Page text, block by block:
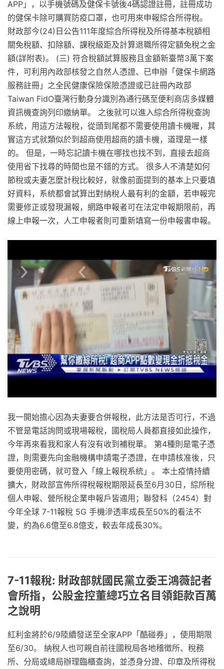
APP」，以手機號碼及健保卡號後4碼認證註冊，註冊成功
的健保卡除可購買防疫口罩，也可用來申報綜合所得稅。
財政部今(24)日公告111年度綜合所得稅及所得基本稅額相
關免稅額、扣除額、課稅級距及計算退職所得定額免稅之金
額(詳附表)。 (三) 符合稅額試算服務且金額新臺幣3萬下案
件，可利用內政部核發之自然人憑證、已申辦「健保卡網路
服務註冊」之全民健康保險保險憑證或已註冊內政部
Taiwan FidO臺灣行動身分識別為通行碼至便利商店多媒體
資訊機查詢列印繳納單。 之後就可以進入綜合所得稅查詢
系統，用這方法報稅，從頭到尾都不需要使用讀卡機喔，其
實這方式就類似於到超商使用超商的讀卡機，道理是一樣
的。 但是，一時忘記讀卡機在哪找也找不到，直接去超商
使用省下找尋的時間也是不錯的方式。 很多人不清楚如何
節稅或夫妻怎麼計稅比較好，就像前面提到的基本上只要填
好資料，系統都會試算出對納稅人最有利的金額，若申報完
需要修正或發現漏報，網路申報者可在法定申報期限前，再
線上申報一次，人工申報者則可重新填寫一份申報書申報。
我一開始擔心因為夫妻要合併報稅，此方法是否可行，不過
不管是電話詢問或現場報稅，國稅局人員都直接如此操作，
今年再來看我和家人有沒有收到補稅單。 第4種則是電子憑
證，則需要先向金融機構申請電子憑證，在申請核准後，只
要使用密碼，就可登入「線上報稅系統」。 本土疫情持續
擴大，財政部宣佈所得稅報稅期限延長至6月30日，綜所稅
個人申報、營所稅企業申報戶皆適用；聯發科（2454）對
今年全球 7-11報稅 5G 手機滲透率成長至50%的看法不
變，約為6.6億至6.8億支，較去年成長30%。
7-11報稅: 財政部就國民黨立委王鴻薇記者
會所指，公股金控董總巧立名目領鉅款百萬
之說明
紅利金將於6/9陸續發送至全家APP「酷碰券」，使用期限
至6/30。 納稅人也可親自前往國稅局各地稽徵所、稅務
所、分局或總局辦理臨櫃查詢，並憑身分證、印章及所得稅